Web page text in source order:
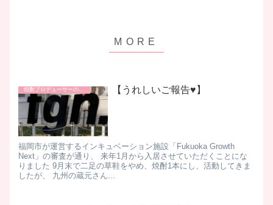
焼酎プロデューサーの日常 【うれしいご報告♥】
福岡市が運営するインキュベーション施設「Fukuoka Growth
Next」の審査が通り、 来年1月から入居させていただくことにな
りました 9月末で二足の草鞋をやめ、焼酎1本にし、活動してきま
したが、 九州の蔵元さん...